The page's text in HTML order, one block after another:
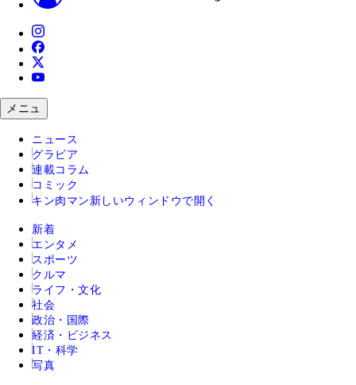
メニュ
ニュース
グラビア
連載コラム
コミック
キン肉マン 新しいウィンドウで開く
新着
エンタメ
スポーツ
クルマ
ライフ・文化
社会
政治・国際
経済・ビジネス
IT・科学
写真